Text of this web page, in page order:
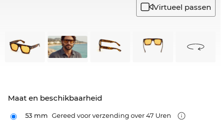
Virtueel passen
Maat en beschikbaarheid
53 mm Gereed voor verzending over 47 Uren